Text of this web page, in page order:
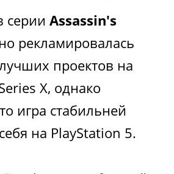
серии Assassin's
рекламировалась
проектов на
X, однако
игра стабильней
на PlayStation 5.